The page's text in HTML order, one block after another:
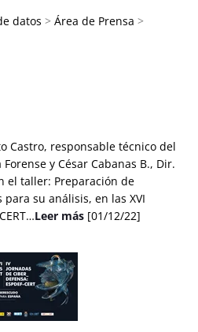
datos > Área de Prensa >
Castro, responsable técnico del
y César Cabanas B., Dir.
el taller: Preparación de
su análisis, en las XVI
Leer más [01/12/22]